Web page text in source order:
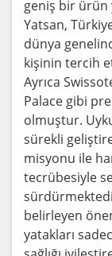
geniş bir ürün
Yatsan,
dünya
kişinin tercih
Ayrıca
Palace gibi
olmuştur.
sürekli
misyonu ile
tecrübesiyle
belirleyen
yatakları